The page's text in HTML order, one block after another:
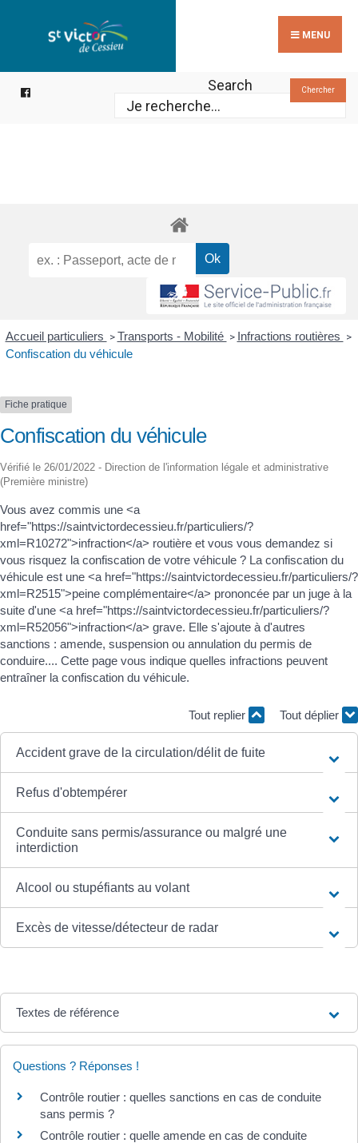
MENU
Search Chercher
Accueil particuliers > Transports - Mobilité > Infractions routières >
Confiscation du véhicule
Fiche pratique
Confiscation du véhicule
Vérifié le 26/01/2022 - Direction de l'information légale et administrative
(Première ministre)
Vous avez commis une <a
href="https://saintvictordecessieu.fr/particuliers/?
xml=R10272">infraction</a> routière et vous vous demandez si
vous risquez la confiscation de votre véhicule ? La confiscation du
véhicule est une <a href="https://saintvictordecessieu.fr/particuliers/?
xml=R2515">peine complémentaire</a> prononcée par un juge à la
suite d'une <a href="https://saintvictordecessieu.fr/particuliers/?
xml=R52056">infraction</a> grave. Elle s'ajoute à d'autres
sanctions : amende, suspension ou annulation du permis de
conduire.... Cette page vous indique quelles infractions peuvent
entraîner la confiscation du véhicule.
Tout replier Tout déplier
Accident grave de la circulation/délit de fuite
Refus d'obtempérer
Conduite sans permis/assurance ou malgré une
interdiction
Alcool ou stupéfiants au volant
Excès de vitesse/détecteur de radar
Textes de référence
Questions ? Réponses !
Contrôle routier : quelles sanctions en cas de conduite
sans permis ?
Contrôle routier : quelle amende en cas de conduite
for: